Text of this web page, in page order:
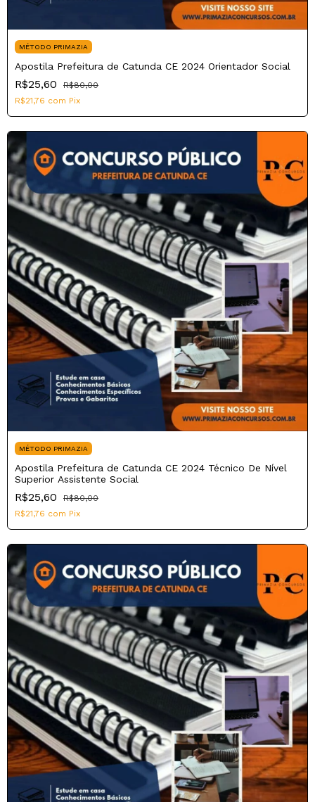
MÉTODO PRIMAZIA
Apostila Prefeitura de Catunda CE 2024 Orientador Social
R$25,60
R$80,00
R$21,76 com Pix
MÉTODO PRIMAZIA
Apostila Prefeitura de Catunda CE 2024 Técnico De Nível
Superior Assistente Social
R$25,60
R$80,00
R$21,76 com Pix